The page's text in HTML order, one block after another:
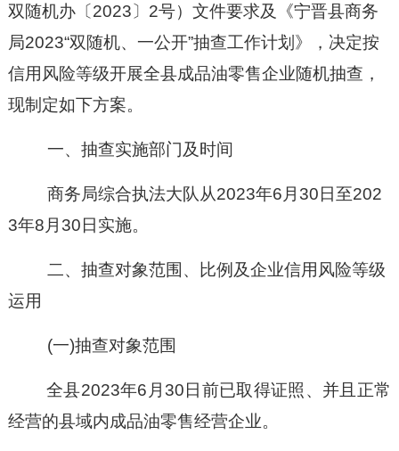
双随机办〔 2023 〕 2号） 文件要求及《宁晋县商务
局2023“双随机、一公开”抽查工作计划》 ，决定按
信用风险等级开展全县成品油零售企业随机抽查，
现制定如下方案。
一、抽查实施部门及 时间
商务局综合执法大队从2023年6 月 30 日至202
3年8 月 30 日 实施。
二、抽查对象范围、比例及企业信用风险等级
运用
(一)抽查对象范围
全县2023年6月30日前已取得证照、并且正常
经营的县域内成品油零售经营企业。